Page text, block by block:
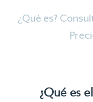
¿Qué es?
¿Qué es